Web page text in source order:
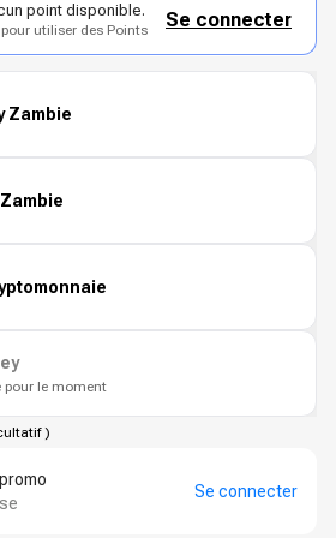
point disponible.
utiliser des Points Se connecter
Zambie
pour le moment
)
Se connecter